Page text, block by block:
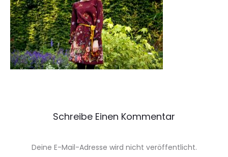
Schreibe Einen Kommentar
Deine E-Mail-Adresse wird nicht veröffentlicht.